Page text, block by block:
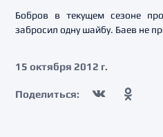
Бобров в текущем сезоне
забросил одну шайбу. Баев не
15 октября 2012 г.
Поделиться: